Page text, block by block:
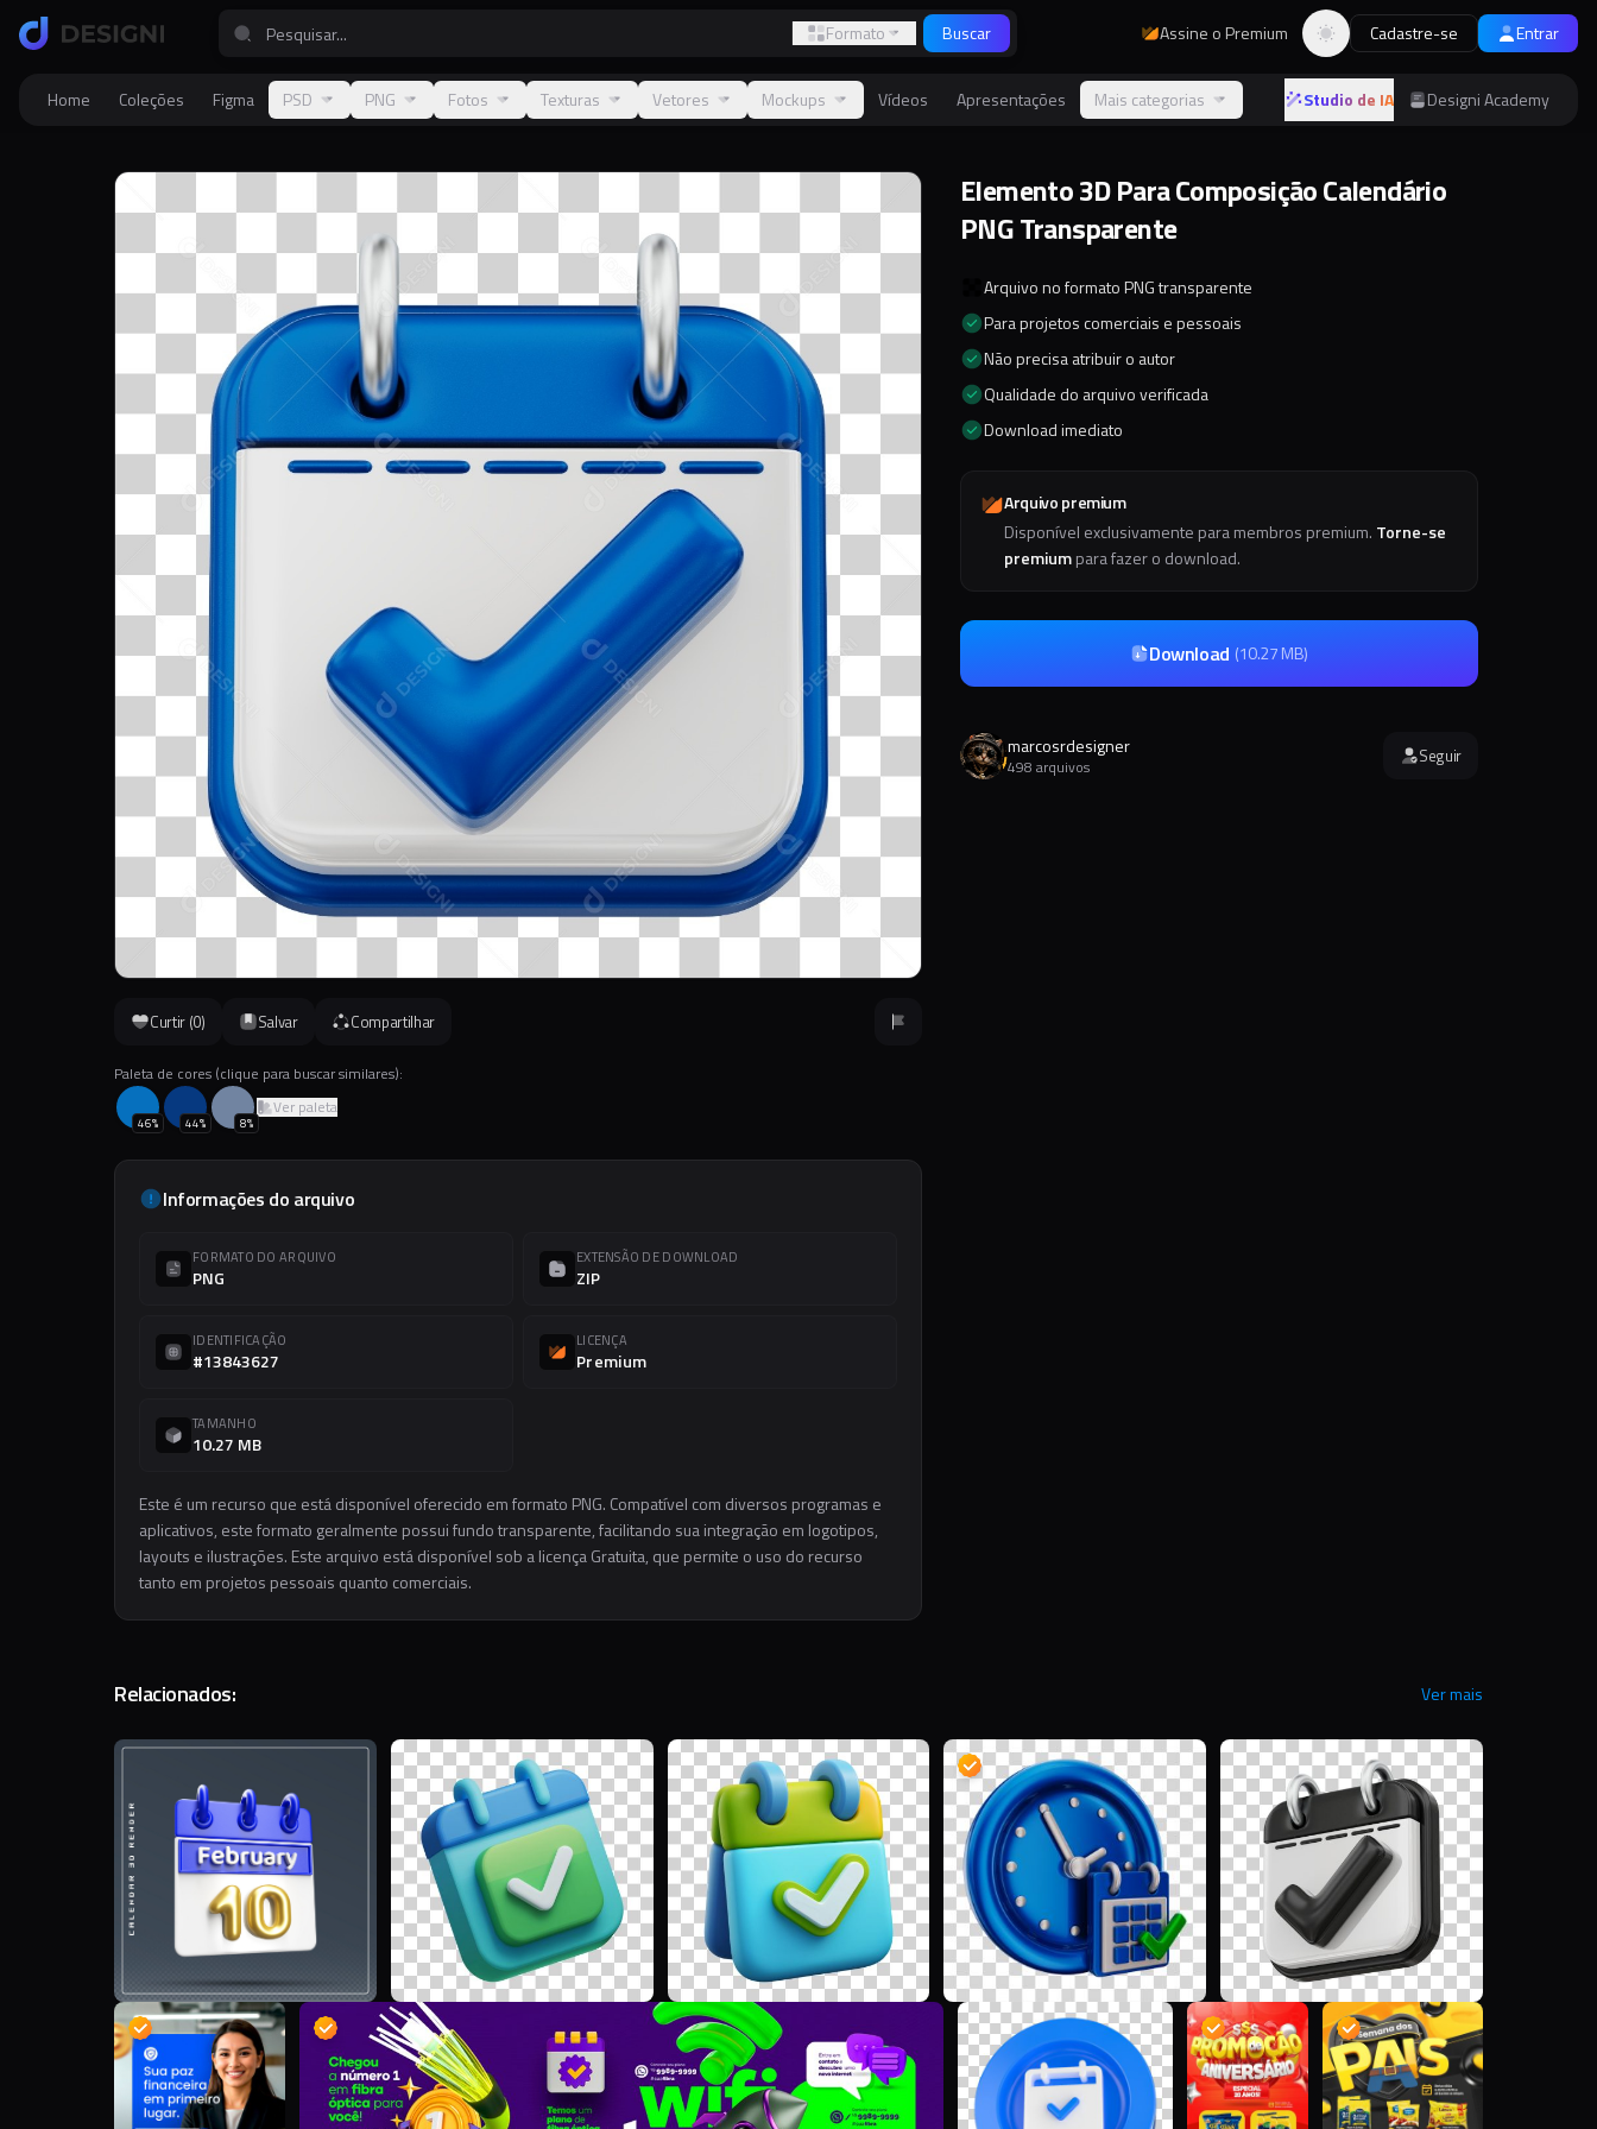
Formato Buscar Assine o Premium Alternar tema
Cadastre-se Entrar
Home Coleções Figma PSD PNG Fotos Texturas Vetores Mockups Vídeos Apresentações Mais categorias Studio de IA Designi Academy
Curtir (0) Salvar Compartilhar
Paleta de cores (clique para buscar similares):
46% 44% 8%
Ver paleta
Informações do arquivo
FORMATO DO ARQUIVO
PNG
EXTENSÃO DE DOWNLOAD
ZIP
IDENTIFICAÇÃO
#13843627
LICENÇA
Premium
TAMANHO
10.27 MB
Este é um recurso que está disponível oferecido em formato PNG. Compatível com diversos programas e
aplicativos, este formato geralmente possui fundo transparente, facilitando sua integração em logotipos,
layouts e ilustrações. Este arquivo está disponível sob a licença Gratuita, que permite o uso do recurso
tanto em projetos pessoais quanto comerciais.
Elemento 3D Para Composição Calendário
PNG Transparente
Arquivo no formato PNG transparente
Para projetos comerciais e pessoais
Não precisa atribuir o autor
Qualidade do arquivo verificada
Download imediato
Arquivo premium
Disponível exclusivamente para membros premium. Torne-se
premiumpara fazer o download.
Download (10.27 MB)
marcosrdesigner
498 arquivos Seguir
Relacionados: Ver mais
G G D M
D D G D D